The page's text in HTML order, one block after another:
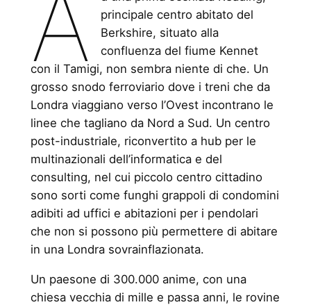
A
principale centro abitato del
Berkshire, situato alla
confluenza del fiume Kennet
con il Tamigi, non sembra niente di che. Un
grosso snodo ferroviario dove i treni che da
Londra viaggiano verso l’Ovest incontrano le
linee che tagliano da Nord a Sud. Un centro
post-industriale, riconvertito a hub per le
multinazionali dell’informatica e del
consulting, nel cui piccolo centro cittadino
sono sorti come funghi grappoli di condomini
adibiti ad uffici e abitazioni per i pendolari
che non si possono più permettere di abitare
in una Londra sovrainflazionata.
Un paesone di 300.000 anime, con una
chiesa vecchia di mille e passa anni, le rovine